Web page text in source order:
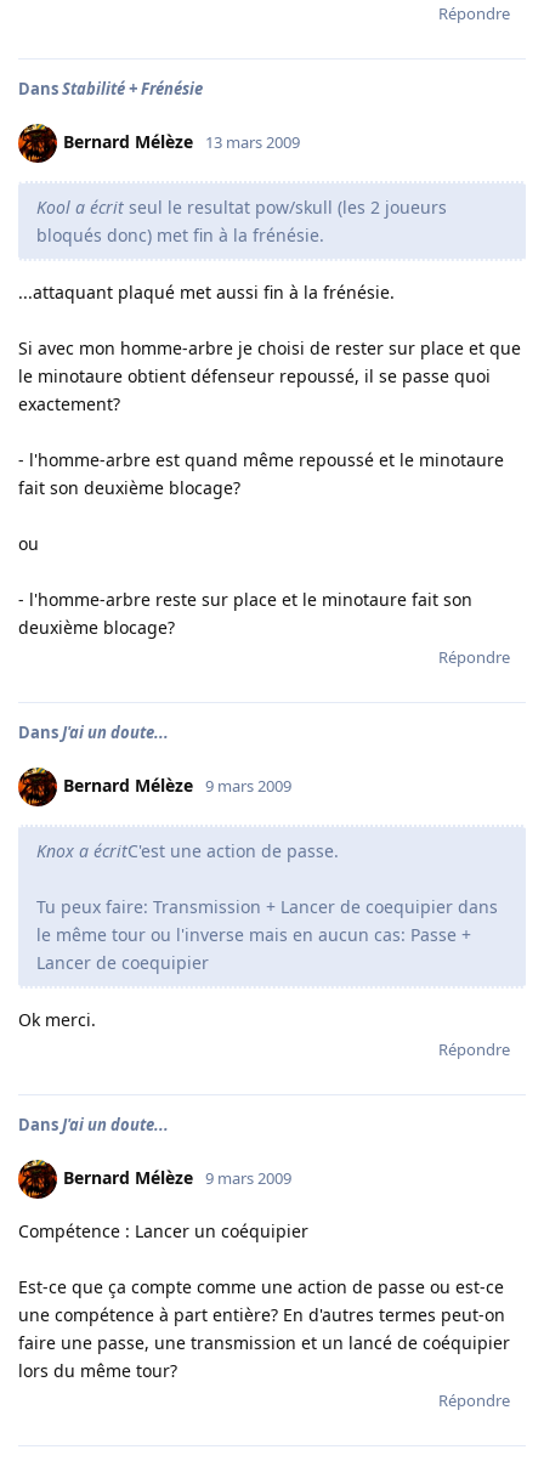
Répondre
DansStabilité + Frénésie
Bernard Mélèze 13 mars 2009
Kool a écrit seul le resultat pow/skull (les 2 joueurs
bloqués donc) met fin à la frénésie.
...attaquant plaqué met aussi fin à la frénésie.
Si avec mon homme-arbre je choisi de rester sur place et que
le minotaure obtient défenseur repoussé, il se passe quoi
exactement?
- l'homme-arbre est quand même repoussé et le minotaure
fait son deuxième blocage?
ou
- l'homme-arbre reste sur place et le minotaure fait son
deuxième blocage?
Répondre
DansJ'ai un doute...
Bernard Mélèze 9 mars 2009
Knox a écritC'est une action de passe.
Tu peux faire: Transmission + Lancer de coequipier dans
le même tour ou l'inverse mais en aucun cas: Passe +
Lancer de coequipier
Ok merci.
Répondre
DansJ'ai un doute...
Bernard Mélèze 9 mars 2009
Compétence : Lancer un coéquipier
Est-ce que ça compte comme une action de passe ou est-ce
une compétence à part entière? En d'autres termes peut-on
faire une passe, une transmission et un lancé de coéquipier
lors du même tour?
Répondre